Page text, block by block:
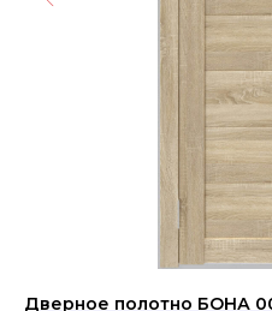
Дверное полотно БОНА